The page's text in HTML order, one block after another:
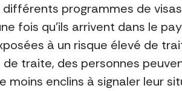
programmes de
fois qu’ils arrivent dans le
à un risque élevé de
traite, des personnes
enclins à signaler leur